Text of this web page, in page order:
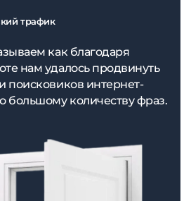
трафик
как благодаря
нам удалось продвинуть
поисковиков интернет-
большому количеству фраз.